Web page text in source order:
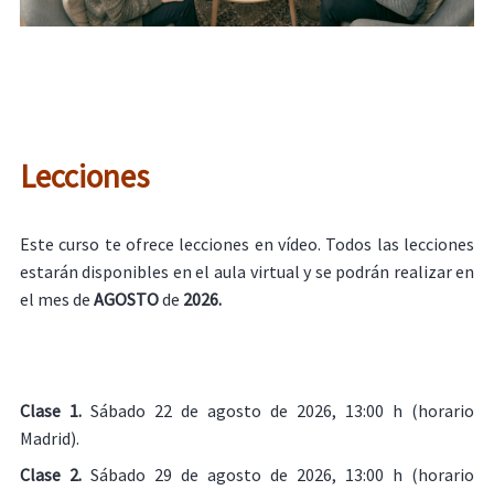
Lecciones
Este curso te ofrece lecciones en vídeo. Todos las lecciones
estarán disponibles en el aula virtual y se podrán realizar en
el mes de AGOSTOde 2026.
Clase 1.Sábado 22 de agosto de 2026, 13:00 h (horario
Madrid).
Clase 2.Sábado 29 de agosto de 2026, 13:00 h (horario